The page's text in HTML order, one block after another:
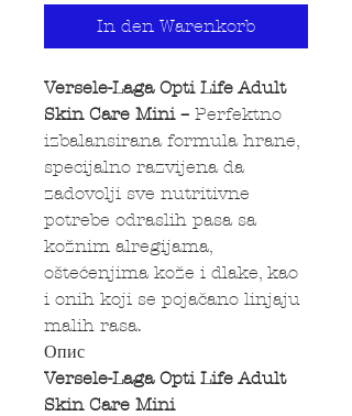
In den Warenkorb
Versele-Laga Opti Life Adult
Skin Care Mini – Perfektno
izbalansirana formula hrane,
specijalno razvijena da
zadovolji sve nutritivne
potrebe odraslih pasa sa
kožnim alregijama,
oštećenjima kože i dlake, kao
i onih koji se pojačano linjaju
malih rasa.
Опис
Versele-Laga Opti Life Adult
Skin Care Mini